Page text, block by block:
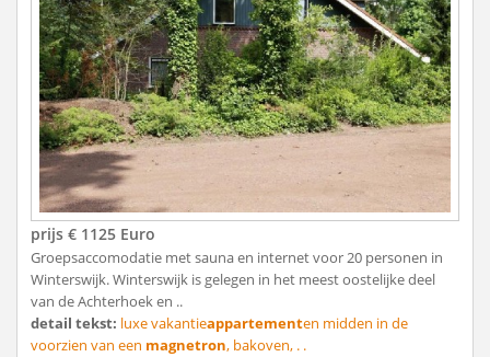
prijs € 1125 Euro
Groepsaccomodatie met sauna en internet voor 20 personen in
Winterswijk. Winterswijk is gelegen in het meest oostelijke deel
van de Achterhoek en ..
detail tekst: luxe vakantieappartementen midden in de
voorzien van een magnetron, bakoven, . .